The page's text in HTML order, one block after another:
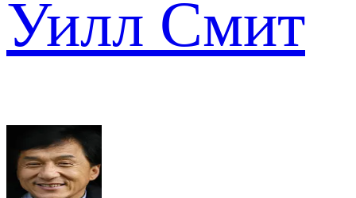
Уилл Смит